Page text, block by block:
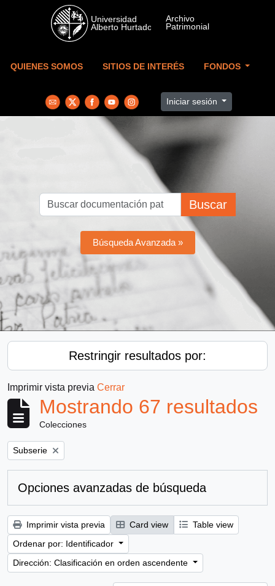
Skip to main content
QUIENES SOMOS SITIOS DE INTERÉS FONDOS
Iniciar sesión
Buscar
Búsqueda Avanzada »
Restringir resultados por:
Imprimir vista previa Cerrar
Mostrando 67 resultados
Colecciones
Remove filter:
Subserie
Opciones avanzadas de búsqueda
Imprimir vista previa Card view
Table view
Ordenar por: Identificador
Dirección: Clasificación en orden ascendente